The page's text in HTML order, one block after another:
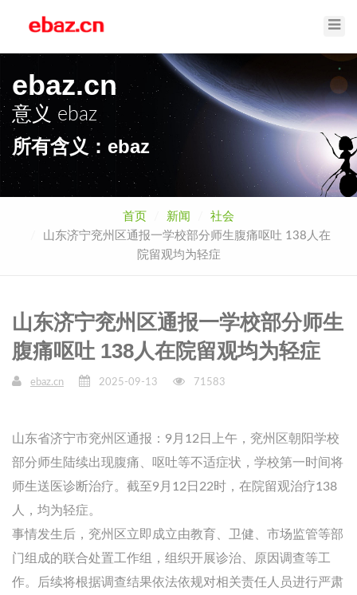
ebaz.cn
意义ebaz
所有含义：ebaz
首页 新闻
社会
山东济宁兖州区通报一学校部分师生腹痛呕吐 138人在
院留观均为轻症
山东济宁兖州区通报一学校部分师生
腹痛呕吐 138人在院留观均为轻症
ebaz.cn 2025-09-13 71583
山东省济宁市兖州区通报：9月12日上午，兖州区朝阳学校
部分师生陆续出现腹痛、呕吐等不适症状，学校第一时间将
师生送医诊断治疗。截至9月12日22时，在院留观治疗138
人，均为轻症。
事情发生后，兖州区立即成立由教育、卫健、市场监管等部
门组成的联合处置工作组，组织开展诊治、原因调查等工
作。后续将根据调查结果依法依规对相关责任人员进行严肃